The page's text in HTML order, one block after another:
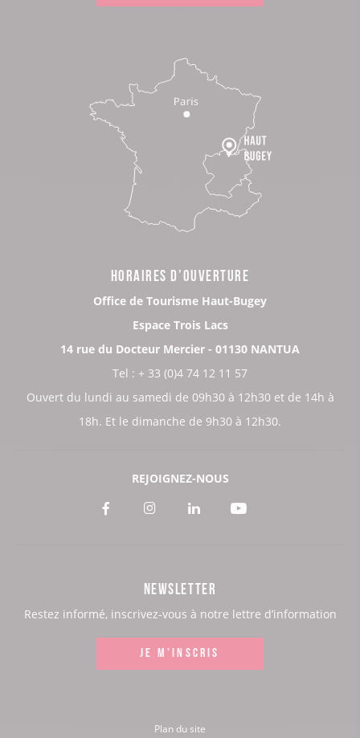
HORAIRES D’OUVERTURE
Office de Tourisme Haut-Bugey
Espace Trois Lacs
14 rue du Docteur Mercier - 01130 NANTUA
Tel : + 33 (0)4 74 12 11 57
Ouvert du lundi au samedi de 09h30 à 12h30 et de 14h à
18h. Et le dimanche de 9h30 à 12h30.
REJOIGNEZ-NOUS
Voir
Facebook
Voir
Instagram
Voir
LinkedIn
Voir
Youtube
NEWSLETTER
Restez informé, inscrivez-vous à notre lettre d’information
JE M'INSCRIS
Plan du site